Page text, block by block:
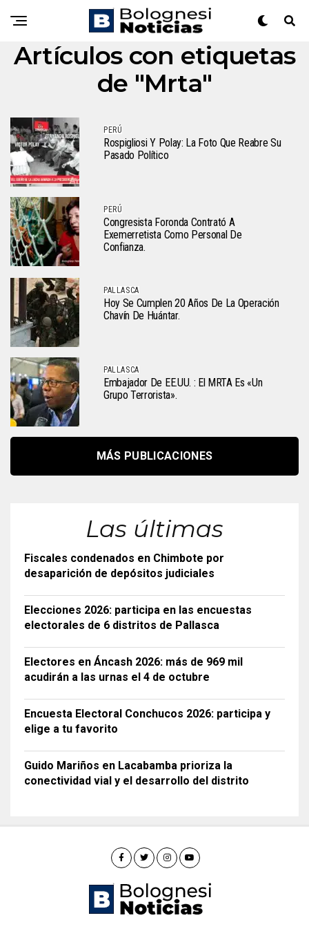
Artículos con etiquetas
de "Mrta"
PERÚ
Rospigliosi Y Polay: La Foto Que Reabre Su
Pasado Político
PERÚ
Congresista Foronda Contrató A
Exemerretista Como Personal De
Confianza.
PALLASCA
Hoy Se Cumplen 20 Años De La Operación
Chavín De Huántar.
PALLASCA
Embajador De EE.UU. : El MRTA Es «un
Grupo Terrorista».
MÁS PUBLICACIONES
Las últimas
Fiscales condenados en Chimbote por
desaparición de depósitos judiciales
Elecciones 2026: participa en las encuestas
electorales de 6 distritos de Pallasca
Electores en Áncash 2026: más de 969 mil
acudirán a las urnas el 4 de octubre
Encuesta Electoral Conchucos 2026: participa y
elige a tu favorito
Guido Mariños en Lacabamba prioriza la
conectividad vial y el desarrollo del distrito